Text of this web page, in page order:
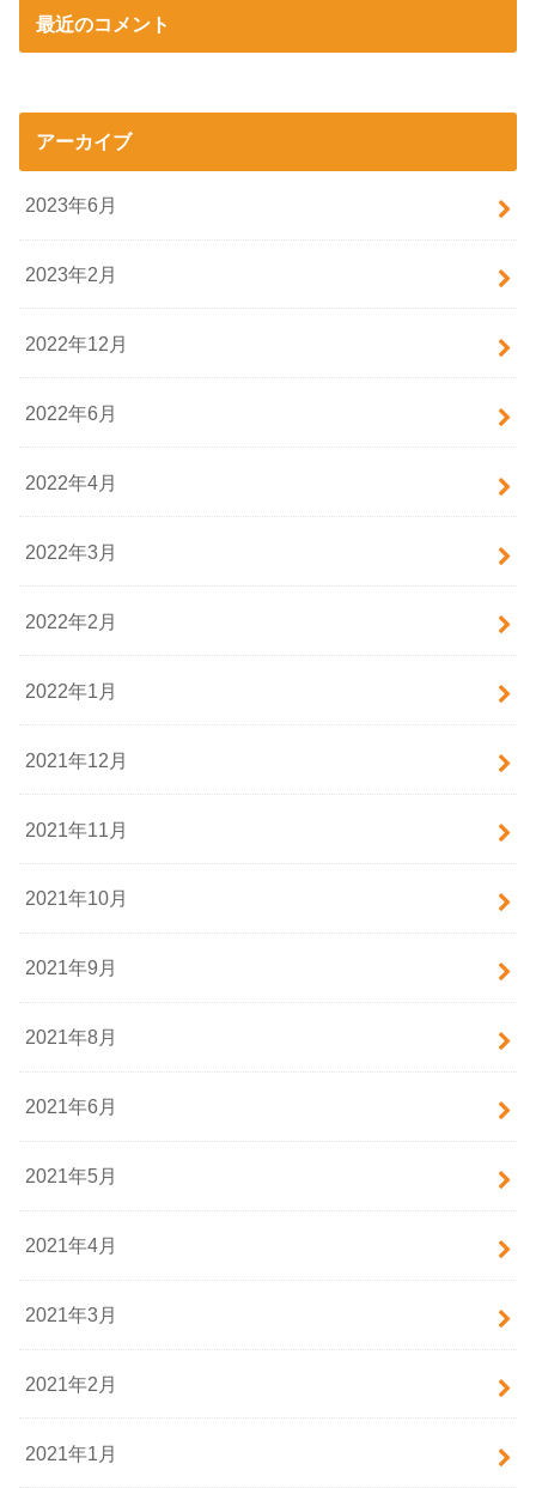
最近のコメント
アーカイブ
2023年6月
2023年2月
2022年12月
2022年6月
2022年4月
2022年3月
2022年2月
2022年1月
2021年12月
2021年11月
2021年10月
2021年9月
2021年8月
2021年6月
2021年5月
2021年4月
2021年3月
2021年2月
2021年1月